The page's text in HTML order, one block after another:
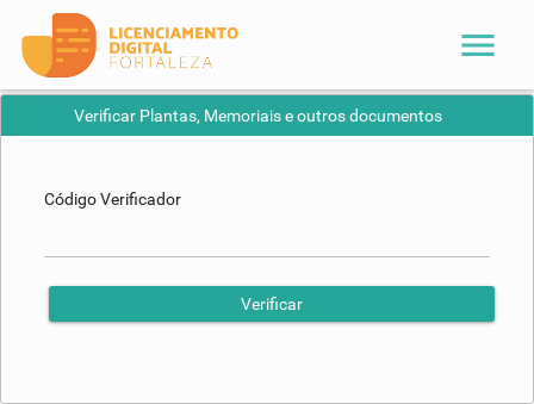
menu
Verificar Plantas, Memoriais e outros documentos
Código Verificador
Verificar